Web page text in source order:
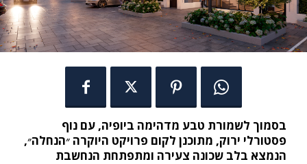
בסמוך לשמורת טבע מדהימה ביופיה, עם נוף
פסטורלי ירוק, מתוכנן לקום פרויקט היוקרה ״הנחלה״,
הנמצא בלב שכונה צעירה ומתפתחת הנחשבת